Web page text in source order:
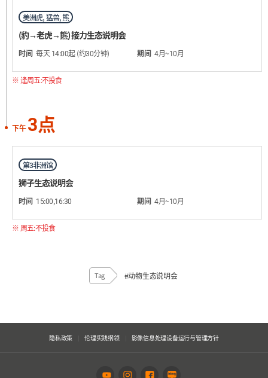
美洲虎, 猛兽, 熊
(豹→老虎→熊) 接力生态说明会
时间 每天 14:00起 (约30分钟) 期间 4月~10月
※ 逢周五:不投食
下午3点
第3非洲馆
狮子生态说明会
时间 15:00,16:30 期间 4月~10月
※ 周五:不投食
Tag #动物生态说明会
隐私政策 伦理实践纲领 影像信息处理设备运行与管理方针